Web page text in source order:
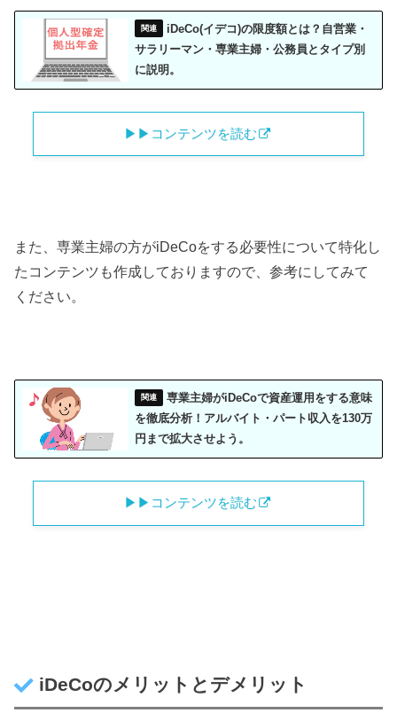
iDeCo(イデコ)の限度額とは？自営業・
サラリーマン・専業主婦・公務員とタイプ別
に説明。
▶︎▶︎コンテンツを読む
また、専業主婦の方がiDeCoをする必要性について特化し
たコンテンツも作成しておりますので、参考にしてみて
ください。
専業主婦がiDeCoで資産運用をする意味
を徹底分析！アルバイト・パート収入を130万
円まで拡大させよう。
▶︎▶︎コンテンツを読む
iDeCoのメリットとデメリット